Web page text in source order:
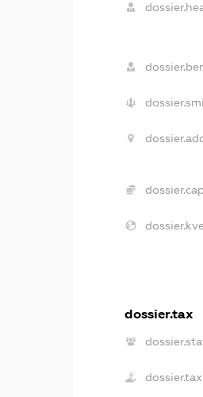
dossier.tax